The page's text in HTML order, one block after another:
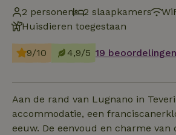
2 personen
2 slaapkamers
Huisdieren toegestaan
9/10 4,9/5 19 beoordelingen
Aan de rand van Lugnano in
accommodatie, een
eeuw. De eenvoud en charme van